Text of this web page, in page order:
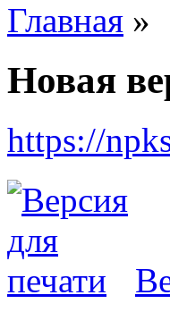
Главная »
Новая
https://